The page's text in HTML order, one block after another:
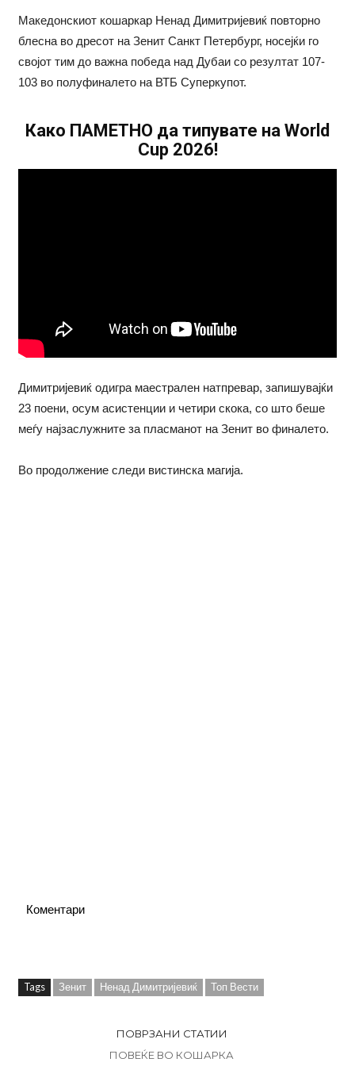
Македонскиот кошаркар Ненад Димитријевиќ повторно
блесна во дресот на Зенит Санкт Петербург, носејќи го
својот тим до важна победа над Дубаи со резултат 107-
103 во полуфиналето на ВТБ Суперкупот.
Како ПАМЕТНО да типувате на World
Cup 2026!
Димитријевиќ одигра маестрален натпревар, запишувајќи
23 поени, осум асистенции и четири скока, со што беше
меѓу најзаслужните за пласманот на Зенит во финалето.
Во продолжение следи вистинска магија.
Коментари
Tags Зенит Ненад Димитријевиќ Топ Вести
ПОВРЗАНИ СТАТИИ
ПОВЕЌЕ ВО КОШАРКА